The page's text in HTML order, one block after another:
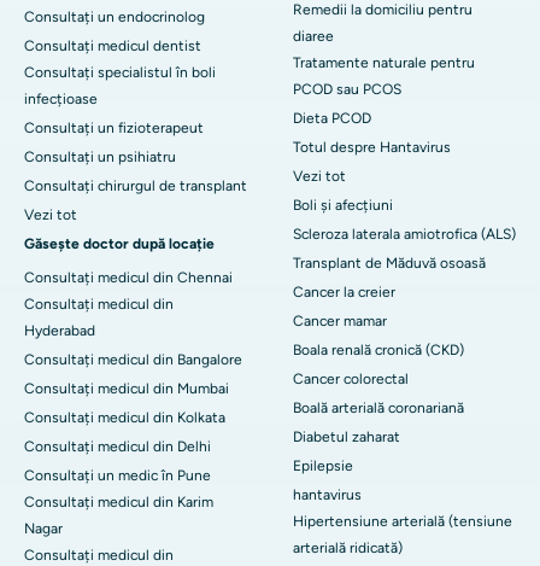
Consultați un endocrinolog
Consultați medicul dentist
Consultați specialistul în boli
infecțioase
Consultați un fizioterapeut
Consultați un psihiatru
Consultați chirurgul de transplant
Vezi tot
Găsește doctor după locație
Consultați medicul din Chennai
Consultați medicul din
Hyderabad
Consultați medicul din Bangalore
Consultați medicul din Mumbai
Consultați medicul din Kolkata
Consultați medicul din Delhi
Consultați un medic în Pune
Consultați medicul din Karim
Nagar
Consultați medicul din
Remedii la domiciliu pentru
diaree
Tratamente naturale pentru
PCOD sau PCOS
Dieta PCOD
Totul despre Hantavirus
Vezi tot
Boli și afecțiuni
Scleroza laterala amiotrofica (ALS)
Transplant de Măduvă osoasă
Cancer la creier
Cancer mamar
Boala renală cronică (CKD)
Cancer colorectal
Boală arterială coronariană
Diabetul zaharat
Epilepsie
hantavirus
Hipertensiune arterială (tensiune
arterială ridicată)